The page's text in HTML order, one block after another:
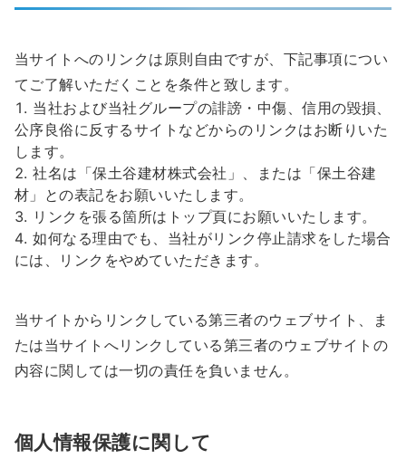
当サイトへのリンクは原則自由ですが、下記事項につい
てご了解いただくことを条件と致します。
当社および当社グループの誹謗・中傷、信用の毀損、
公序良俗に反するサイトなどからのリンクはお断りいた
します。
社名は「保土谷建材株式会社」、または「保土谷建
材」との表記をお願いいたします。
リンクを張る箇所はトップ頁にお願いいたします。
如何なる理由でも、当社がリンク停止請求をした場合
には、リンクをやめていただきます。
当サイトからリンクしている第三者のウェブサイト、ま
たは当サイトへリンクしている第三者のウェブサイトの
内容に関しては一切の責任を負いません。
個人情報保護に関して